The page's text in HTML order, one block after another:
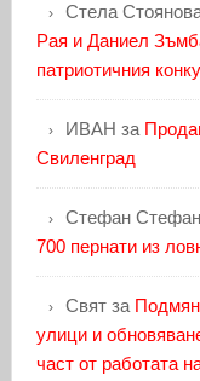
Стела
Рая и Даниел
патриотичния
ИВАН за
Свиленград
Стефан
700 пернати из
Святза
улици и
част от работата